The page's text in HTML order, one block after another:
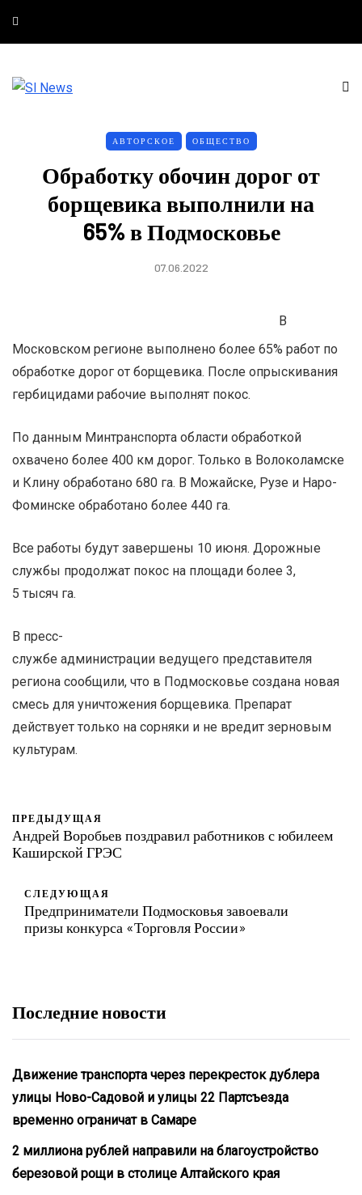
АВТОРСКОЕ ОБЩЕСТВО
Обработку обочин дорог от
борщевика выполнили на
65% в Подмосковье
07.06.2022
В
Московском регионе выполнено более 65% работ по
обработке дорог от борщевика. После опрыскивания
гербицидами рабочие выполнят покос.
По данным Минтранспорта области обработкой
охвачено более 400 км дорог. Только в Волоколамске
и Клину обработано 680 га. В Можайске, Рузе и Наро-
Фоминске обработано более 440 га.
Все работы будут завершены 10 июня. Дорожные
службы продолжат покос на площади более 3,
5 тысяч га.
В пресс-
службе администрации ведущего представителя
региона сообщили, что в Подмосковье создана новая
смесь для уничтожения борщевика. Препарат
действует только на сорняки и не вредит зерновым
культурам.
ПРЕДЫДУЩАЯ
Андрей Воробьев поздравил работников с юбилеем
Каширской ГРЭС
СЛЕДУЮЩАЯ
Предприниматели Подмосковья завоевали
призы конкурса «Торговля России»
Последние новости
Движение транспорта через перекресток дублера
улицы Ново-Садовой и улицы 22 Партсъезда
временно ограничат в Самаре
2 миллиона рублей направили на благоустройство
березовой рощи в столице Алтайского края